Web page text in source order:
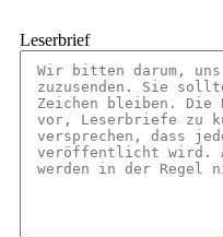
Leserbrief